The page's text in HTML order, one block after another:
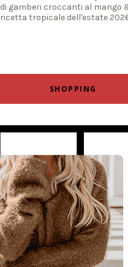
di gamberi croccanti al mango
ricetta tropicale dell'estate
SHOPPING